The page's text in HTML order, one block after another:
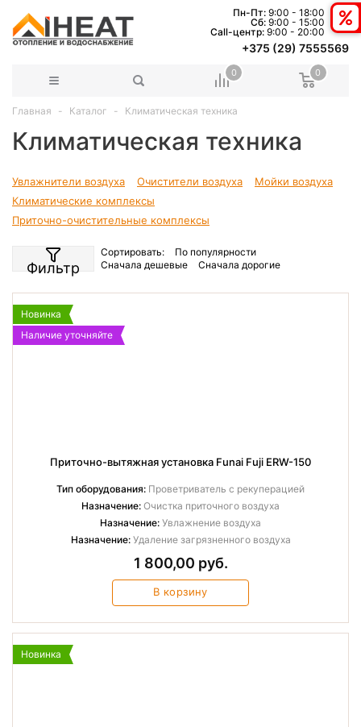
Пн-Пт: 9:00 - 18:00
Сб: 9:00 - 15:00
Сall-центр: 9:00 - 20:00
+375 (29) 7555569
0 0
Главная Каталог Климатическая техника
Климатическая техника
Увлажнители воздуха Очистители воздуха
Мойки воздуха
Климатические комплексы
Приточно-очистительные комплексы
Фильтр
Сортировать:
По популярности
Сначала дешевые
Сначала дорогие
Новинка
Наличие уточняйте
Приточно-вытяжная установка Funai Fuji ERW-150
Тип оборудования: Проветриватель с рекуперацией
Назначение: Очистка приточного воздуха
Назначение: Увлажнение воздуха
Назначение:Удаление загрязненного воздуха
1 800,00 руб.
В корзину
Новинка